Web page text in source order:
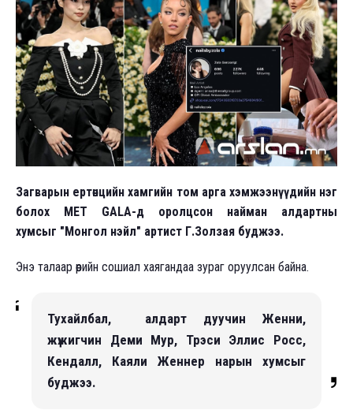
Загварын ертөнцийн хамгийн том арга хэмжээнүүдийн нэг
болох MET GALA-д оролцсон найман алдартны
хумсыг "Монгол нэйл" артист Г.Золзая буджээ.
Энэ талаар өөрийн сошиал хаягандаа зураг оруулсан байна.
Тухайлбал, алдарт дуучин Женни,
жүжигчин Деми Мур, Трэси Эллис Росс,
Кендалл, Каяли Женнер нарын хумсыг
буджээ.